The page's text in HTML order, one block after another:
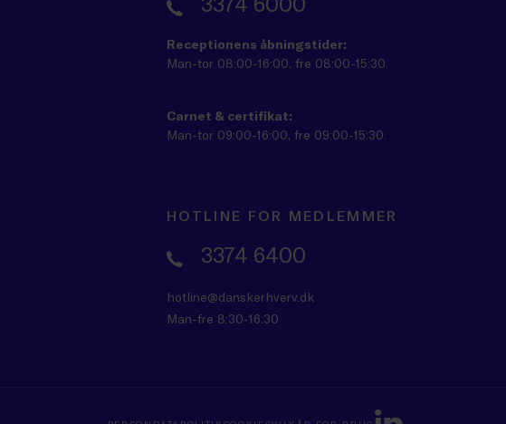
Receptionens åbningstider:
Man-tor 08:00-16:00, fre 08:00-15:30.
Carnet & certifikat:
Man-tor 09:00-16:00, fre 09:00-15:30.
HOTLINE FOR MEDLEMMER
3374 6400
hotline@danskerhverv.dk
Man-fre 8:30-16:30